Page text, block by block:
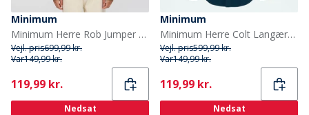
Minimum
Minimum Herre Rob Jumper 1706 Mermaid
Vejl. pris699,99 kr.
Var149,99 kr.
Current
119,99 kr.
Nedsat
Minimum
Minimum Herre Colt Langærmet Skjorte 4324 Legion Blue
Vejl. pris599,99 kr.
Var149,99 kr.
Current
119,99 kr.
Nedsat